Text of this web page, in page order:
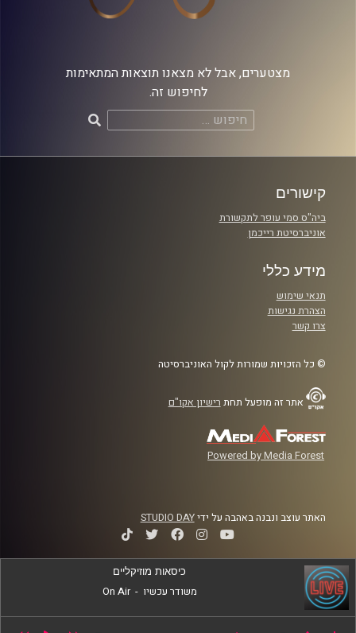
מצטערים, אבל לא מצאנו תוצאות המתאימות
לחיפוש זה.
חיפוש:
קישורים
ביה"ס סמי עופר לתקשורת
אוניברסיטת רייכמן
מידע כללי
תנאי שימוש
הצהרת נגישות
צרו קשר
© כל הזכויות שמורות לקול האוניברסיטה
אתר זה מופעל תחת רישיון אקו"ם
Powered by Media Forest
האתר עוצב ונבנה באהבה על ידיSTUDIO DAY
כיסאות מוזיקליים
משודר עכשיו -
On Air